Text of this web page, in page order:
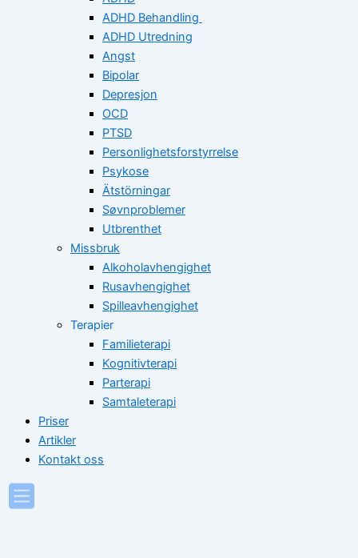
ADHD Behandling
ADHD Utredning
Angst
Bipolar
Depresjon
OCD
PTSD
Personlighetsforstyrrelse
Psykose
Ätstörningar
Søvnproblemer
Utbrenthet
Missbruk
Alkoholavhengighet
Rusavhengighet
Spilleavhengighet
Terapier
Familieterapi
Kognitivterapi
Parterapi
Samtaleterapi
Priser
Artikler
Kontakt oss